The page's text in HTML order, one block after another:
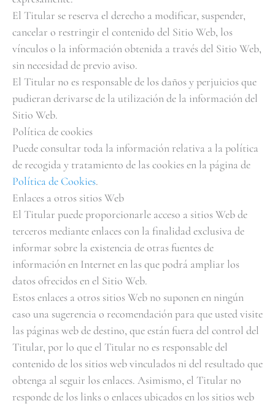
El Titular se reserva el derecho a modificar, suspender,
cancelar o restringir el contenido del Sitio Web, los
vínculos o la información obtenida a través del Sitio Web,
sin necesidad de previo aviso.
El Titular no es responsable de los daños y perjuicios que
pudieran derivarse de la utilización de la información del
Sitio Web.
Política de cookies
Puede consultar toda la información relativa a la política
de recogida y tratamiento de las cookies en la página de
Política de Cookies.
Enlaces a otros sitios Web
El Titular puede proporcionarle acceso a sitios Web de
terceros mediante enlaces con la finalidad exclusiva de
informar sobre la existencia de otras fuentes de
información en Internet en las que podrá ampliar los
datos ofrecidos en el Sitio Web.
Estos enlaces a otros sitios Web no suponen en ningún
caso una sugerencia o recomendación para que usted visite
las páginas web de destino, que están fuera del control del
Titular, por lo que el Titular no es responsable del
contenido de los sitios web vinculados ni del resultado que
obtenga al seguir los enlaces. Asimismo, el Titular no
responde de los links o enlaces ubicados en los sitios web